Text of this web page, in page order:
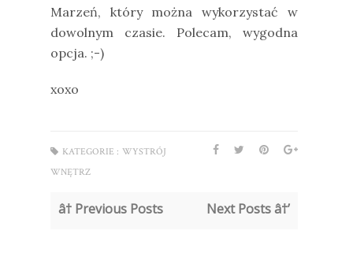
Marzeń, który można wykorzystać w
dowolnym czasie. Polecam, wygodna
opcja. ;-)
xoxo
KATEGORIE : WYSTRÓJ
WNĘTRZ
â† Previous Posts Next Posts â†’